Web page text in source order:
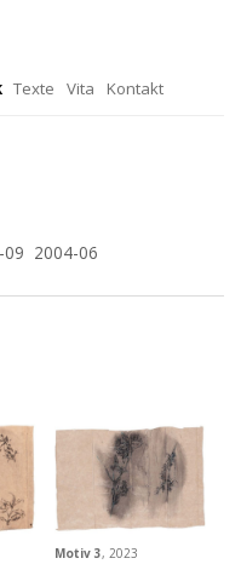
Texte Vita
Mappen und
Kontakt
09 2004-06
Motiv 3, 2023